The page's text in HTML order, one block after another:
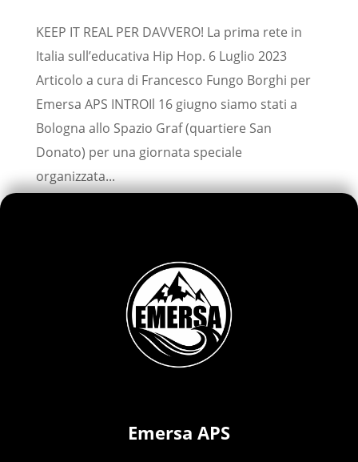
KEEP IT REAL PER DAVVERO! La prima rete in
Italia sull’educativa Hip Hop. 6 Luglio 2023
Articolo a cura di Francesco Fungo Borghi per
Emersa APS INTROIl 16 giugno siamo stati a
Bologna allo Spazio Graf (quartiere San
Donato) per una giornata speciale
organizzata...
Emersa APS